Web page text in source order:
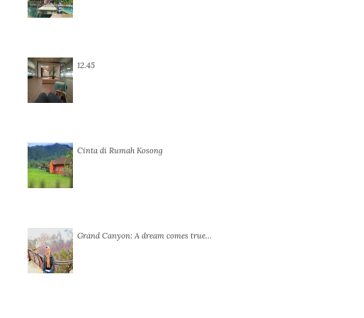
12.45
Cinta di Rumah Kosong
Grand Canyon: A dream comes true…